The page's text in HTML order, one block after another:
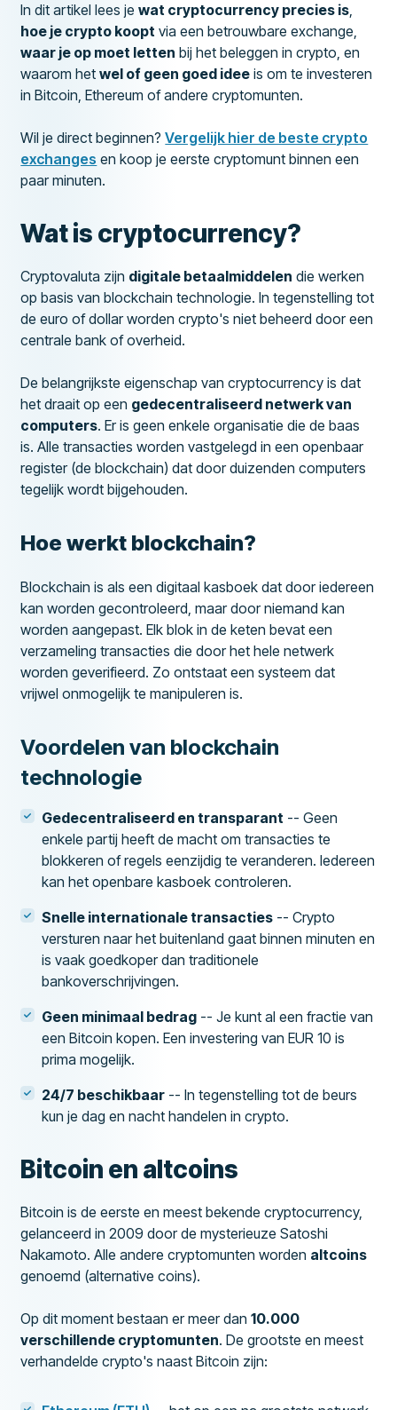
In dit artikel lees jewat cryptocurrency precies is,
hoe je crypto koopt via een betrouwbare exchange,
waar je op moet letten bij het beleggen in crypto, en
waarom hetwel of geen goed idee is om te investeren
in Bitcoin, Ethereum of andere cryptomunten.
Wil je direct beginnen?Vergelijk hier de beste crypto
exchanges en koop je eerste cryptomunt binnen een
paar minuten.
Wat is cryptocurrency?
Cryptovaluta zijn digitale betaalmiddelen die werken
op basis van blockchain technologie. In tegenstelling tot
de euro of dollar worden crypto's niet beheerd door een
centrale bank of overheid.
De belangrijkste eigenschap van cryptocurrency is dat
het draait op een gedecentraliseerd netwerk van
computers. Er is geen enkele organisatie die de baas
is. Alle transacties worden vastgelegd in een openbaar
register (de blockchain) dat door duizenden computers
tegelijk wordt bijgehouden.
Hoe werkt blockchain?
Blockchain is als een digitaal kasboek dat door iedereen
kan worden gecontroleerd, maar door niemand kan
worden aangepast. Elk blok in de keten bevat een
verzameling transacties die door het hele netwerk
worden geverifieerd. Zo ontstaat een systeem dat
vrijwel onmogelijk te manipuleren is.
Voordelen van blockchain
technologie
Gedecentraliseerd en transparant -- Geen
enkele partij heeft de macht om transacties te
blokkeren of regels eenzijdig te veranderen. Iedereen
kan het openbare kasboek controleren.
Snelle internationale transacties -- Crypto
versturen naar het buitenland gaat binnen minuten en
is vaak goedkoper dan traditionele
bankoverschrijvingen.
Geen minimaal bedrag -- Je kunt al een fractie van
een Bitcoin kopen. Een investering van EUR 10 is
prima mogelijk.
24/7 beschikbaar -- In tegenstelling tot de beurs
kun je dag en nacht handelen in crypto.
Bitcoin en altcoins
Bitcoin is de eerste en meest bekende cryptocurrency,
gelanceerd in 2009 door de mysterieuze Satoshi
Nakamoto. Alle andere cryptomunten worden altcoins
genoemd (alternative coins).
Op dit moment bestaan er meer dan10.000
verschillende cryptomunten. De grootste en meest
verhandelde crypto's naast Bitcoin zijn: